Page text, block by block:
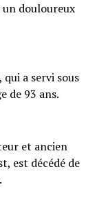
douloureux
a servi sous
de 93 ans.
et ancien
est décédé de